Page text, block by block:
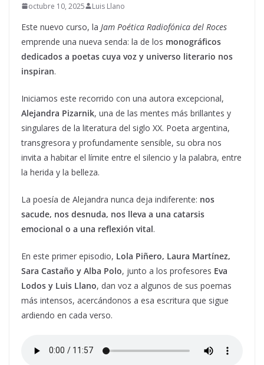
octubre 10, 2025 Luis Llano
Este nuevo curso, la Jam Poética Radiofónica del Roces
emprende una nueva senda: la de los monográficos
dedicados a poetas cuya voz y universo literario nos
inspiran.
Iniciamos este recorrido con una autora excepcional,
Alejandra Pizarnik, una de las mentes más brillantes y
singulares de la literatura del siglo XX. Poeta argentina,
transgresora y profundamente sensible, su obra nos
invita a habitar el límite entre el silencio y la palabra, entre
la herida y la belleza.
La poesía de Alejandra nunca deja indiferente: nos
sacude, nos desnuda, nos lleva a una catarsis
emocional o a una reflexión vital.
En este primer episodio, Lola Piñero, Laura Martínez,
Sara Castaño y Alba Polo, junto a los profesores Eva
Lodos y Luis Llano, dan voz a algunos de sus poemas
más intensos, acercándonos a esa escritura que sigue
ardiendo en cada verso.